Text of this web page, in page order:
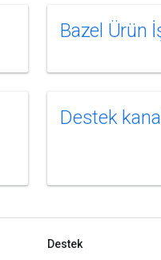
Bazel Ürün
Destek
Destek